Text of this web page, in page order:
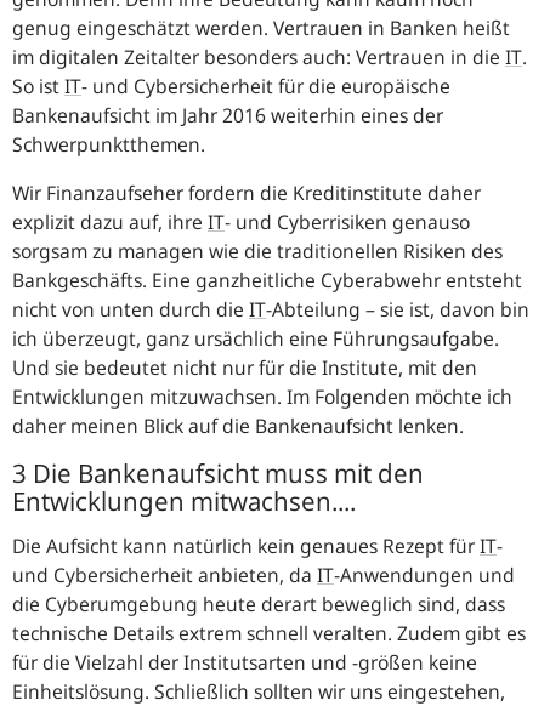
genug eingeschätzt werden. Vertrauen in Banken heißt
im digitalen Zeitalter besonders auch: Vertrauen in die IT.
So istIT- und Cybersicherheit für die europäische
Bankenaufsicht im Jahr 2016 weiterhin eines der
Schwerpunktthemen.
Wir Finanzaufseher fordern die Kreditinstitute daher
explizit dazu auf, ihre IT- und Cyberrisiken genauso
sorgsam zu managen wie die traditionellen Risiken des
Bankgeschäfts. Eine ganzheitliche Cyberabwehr entsteht
nicht von unten durch die IT-Abteilung – sie ist, davon bin
ich überzeugt, ganz ursächlich eine Führungsaufgabe.
Und sie bedeutet nicht nur für die Institute, mit den
Entwicklungen mitzuwachsen. Im Folgenden möchte ich
daher meinen Blick auf die Bankenaufsicht lenken.
3 Die Bankenaufsicht muss mit den
Entwicklungen mitwachsen....
Die Aufsicht kann natürlich kein genaues Rezept fürIT-
und Cybersicherheit anbieten, da IT-Anwendungen und
die Cyberumgebung heute derart beweglich sind, dass
technische Details extrem schnell veralten. Zudem gibt es
für die Vielzahl der Institutsarten und -größen keine
Einheitslösung. Schließlich sollten wir uns eingestehen,